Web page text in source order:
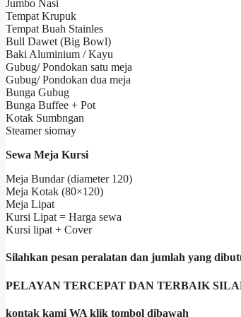
Jumbo Nasi
Tempat Krupuk
Tempat Buah Stainles
Bull Dawet (Big Bowl)
Baki Aluminium / Kayu
Gubug/ Pondokan satu meja
Gubug/ Pondokan dua meja
Bunga Gubug
Bunga Buffee + Pot
Kotak Sumbngan
Steamer siomay
Sewa Meja Kursi
Meja Bundar (diameter 120)
Meja Kotak (80×120)
Meja Lipat
Kursi Lipat = Harga sewa
Kursi lipat + Cover
Silahkan pesan peralatan dan jumlah yang
PELAYAN TERCEPAT DAN TERBAIK
kontak kami WA klik tombol dibawah